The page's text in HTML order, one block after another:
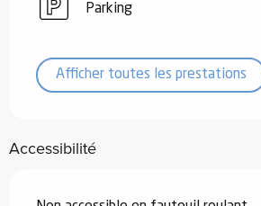
Parking
Afficher toutes les prestations
Accessibilité